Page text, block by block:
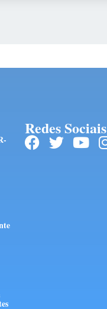
Redes Sociais